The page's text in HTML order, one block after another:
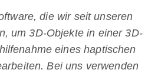
die wir seit unseren
um 3D-Objekte in einer 3D-
eines haptischen
Bei uns verwenden